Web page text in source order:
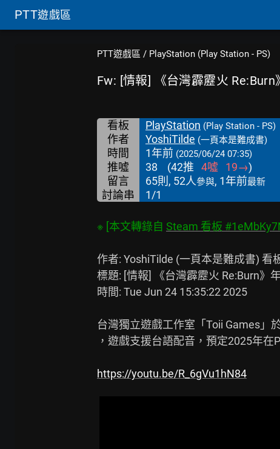
PTT遊戲區
PTT遊戲區 / PlayStation (Play Station - PS)
Fw: [情報] 《台灣霹靂火 Re:Burn
看板 PlayStation (Play Station - PS)
作者 YoshiTilde (一頁本是難成書)
時間 1年前 (2025/06/24 07:35)
推噓 38 (42推 4噓 19→)
留言
65則, 52人參與, 1年前最新
討論串 1/1
※ [本文轉錄自 Steam 看板
作者: YoshiTilde (一頁本是難成書) 看
標題: [情報] 《台灣霹靂火 Re:Burn》
時間: Tue Jun 24 15:35:22 2025
台灣獨立遊戲工作室「Toii Games」
，遊戲支援台語配音，預定2025年在
https://youtu.be/R_6gVu1hN84